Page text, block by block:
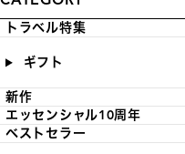
トラベル特集
ギフト
新作
エッセンシャル10周年
ベストセラー